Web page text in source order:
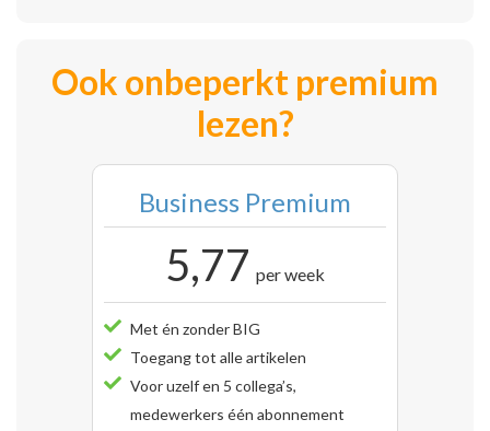
Ook onbeperkt premium
lezen?
Business Premium
5,77 per week
Met én zonder BIG
Toegang tot alle artikelen
Voor uzelf en 5 collega’s,
medewerkers één abonnement